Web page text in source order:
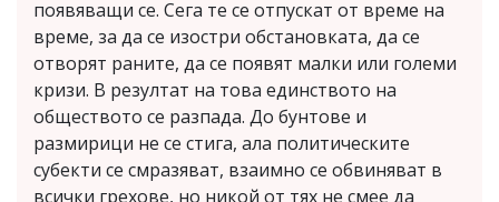
появяващи се. Сега те се отпускат от време на
време, за да се изостри обстановката, да се
отворят раните, да се появят малки или големи
кризи. В резултат на това единството на
обществото се разпада. До бунтове и
размирици не се стига, ала политическите
субекти се смразяват, взаимно се обвиняват в
всички грехове, но никой от тях не смее да